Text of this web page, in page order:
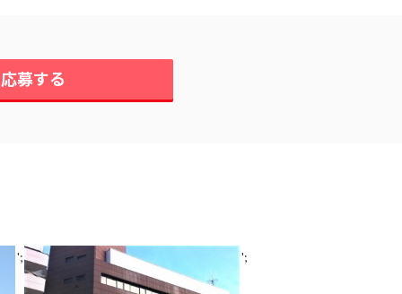
募する
'; ';